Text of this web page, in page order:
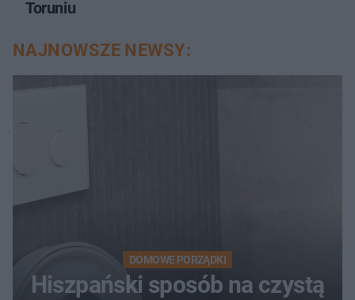
Toruniu
NAJNOWSZE NEWSY:
DOMOWE PORZĄDKI
Hiszpański sposób na czystą